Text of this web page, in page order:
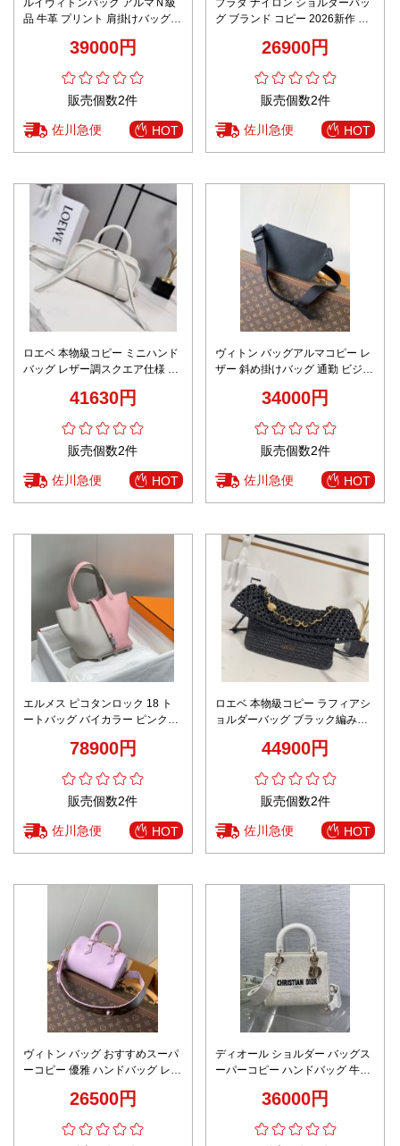
品 牛革 プリント 肩掛けバッグ
39000円
販売個数2件
佐川急便 HOT
グ ブランド コピー 2026新作 高
安心サイト 追跡可能
26900円
販売個数2件
佐川急便 HOT
ロエベ 本物級コピー ミニハンド
バッグ レザー調スクエア仕様 口
41630円
販売個数2件
佐川急便 HOT
ヴィトン バッグアルマコピー レ
ザー 斜め掛けバッグ 通勤 ビジネ
34000円
販売個数2件
佐川急便 HOT
エルメス ピコタンロック 18 ト
ートバッグ バイカラー ピンク
精密ディテール 高級感仕上げ 秘
78900円
販売個数2件
佐川急便 HOT
ロエベ 本物級コピー ラフィアシ
ョルダーバッグ ブラック編み込
44900円
販売個数2件
佐川急便 HOT
ヴィトン バッグ おすすめスーパ
ーコピー 優雅 ハンドバッグ レザ
26500円
ディオール ショルダー バッグス
ーパーコピー ハンドバッグ 牛革
ィ ホワイト36000円